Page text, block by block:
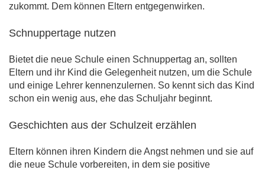
zukommt. Dem können Eltern entgegenwirken.
Schnuppertage nutzen
Bietet die neue Schule einen Schnuppertag an, sollten
Eltern und ihr Kind die Gelegenheit nutzen, um die Schule
und einige Lehrer kennenzulernen. So kennt sich das Kind
schon ein wenig aus, ehe das Schuljahr beginnt.
Geschichten aus der Schulzeit erzählen
Eltern können ihren Kindern die Angst nehmen und sie auf
die neue Schule vorbereiten, in dem sie positive